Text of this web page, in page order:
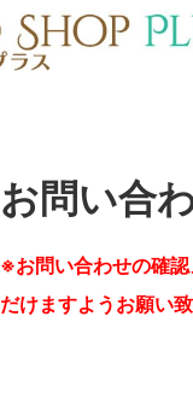
お問い合
※お問い合わせの確
だけますようお願い致